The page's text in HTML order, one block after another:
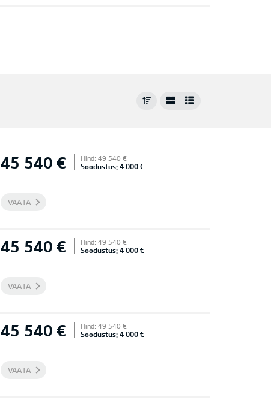
45 540 € Hind: 49 540 €
Soodustus: 4 000 €
VAATA
45 540 € Hind: 49 540 €
Soodustus: 4 000 €
VAATA
45 540 € Hind: 49 540 €
Soodustus: 4 000 €
VAATA